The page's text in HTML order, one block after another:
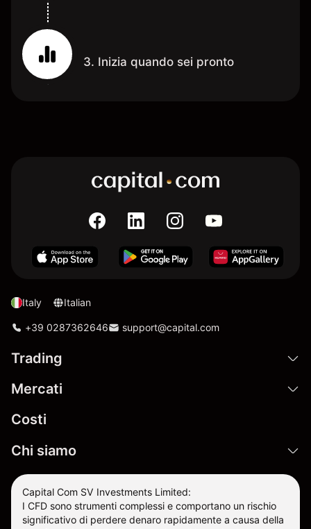
3. Inizia quando sei pronto
Italy Italian
+39 0287362646 support@capital.com
Trading
Mercati
Costi
Chi siamo
Capital Com SV Investments Limited:
I CFD sono strumenti complessi e comportano un rischio
significativo di perdere denaro rapidamente a causa della